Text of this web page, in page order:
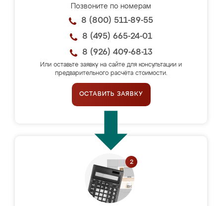
Позвоните по номерам
8 (800) 511-89-55
8 (495) 665-24-01
8 (926) 409-68-13
Или оставьте заявку на сайте для консультации и
предварительного расчёта стоимости.
ОСТАВИТЬ ЗАЯВКУ